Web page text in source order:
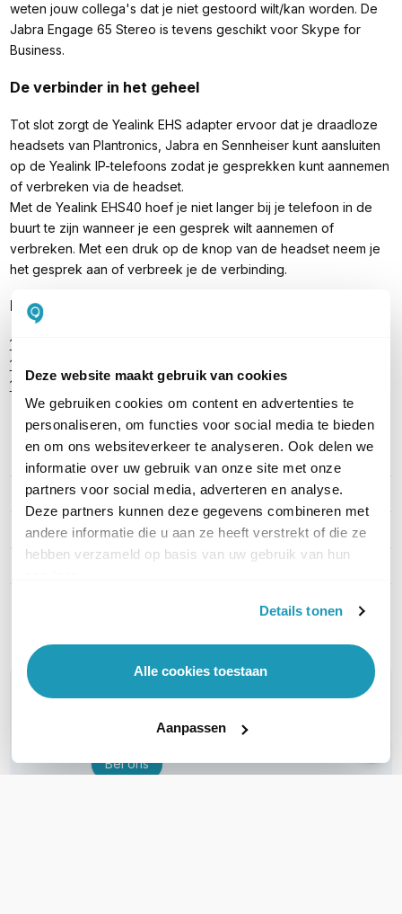
Deze website maakt gebruik van cookies
We gebruiken cookies om content en advertenties te
personaliseren, om functies voor social media te bieden
en om ons websiteverkeer te analyseren. Ook delen we
informatie over uw gebruik van onze site met onze
partners voor social media, adverteren en analyse.
Deze partners kunnen deze gegevens combineren met
andere informatie die u aan ze heeft verstrekt of die ze
hebben verzameld op basis van uw gebruik van hun
Details tonen
Alle cookies toestaan
Aanpassen
weten jouw collega's dat je niet gestoord wilt/kan worden. De
Jabra Engage 65 Stereo is tevens geschikt voor Skype for
Business.
De verbinder in het geheel
Tot slot zorgt de Yealink EHS adapter ervoor dat je draadloze
headsets van Plantronics, Jabra en Sennheiser kunt aansluiten
op de Yealink IP-telefoons zodat je gesprekken kunt aannemen
of verbreken via de headset.
Met de Yealink EHS40 hoef je niet langer bij je telefoon in de
buurt te zijn wanneer je een gesprek wilt aannemen of
verbreken. Met een druk op de knop van de headset neem je
het gesprek aan of verbreek je de verbinding.
Inhoud verpakking
1 x Yealink SIP-T42U
1 x Jabra Engage 65 stereo headset
1 x Yealink EHS40 adapter
PRODUCT DETAILS
Merk Yealink
Artikelnummer T42U+Engage65v2
Vraag het onze experts!
Bel ons